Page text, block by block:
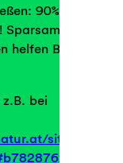
90% der
und
helfen Boden und
bei
sites/